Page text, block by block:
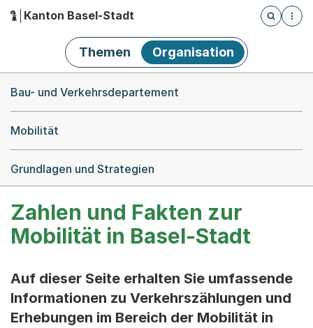
Hauptnavigation
Kanton Basel-Stadt
Öffnet
Themen Organisation
Bau- und Verkehrsdepartement
Mobilität
Grundlagen und Strategien
Zahlen und Fakten zur
Mobilität in Basel-Stadt
Auf dieser Seite erhalten Sie umfassende
Informationen zu Verkehrszählungen und
Erhebungen im Bereich der Mobilität in